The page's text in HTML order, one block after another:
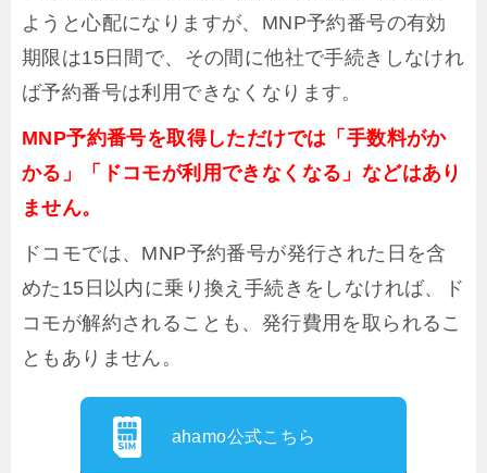
ようと心配になりますが、MNP予約番号の有効
期限は15日間で、その間に他社で手続きしなけれ
ば予約番号は利用できなくなります。
MNP予約番号を取得しただけでは「手数料がか
かる」「ドコモが利用できなくなる」などはあり
ません。
ドコモでは、MNP予約番号が発行された日を含
めた15日以内に乗り換え手続きをしなければ、ド
コモが解約されることも、発行費用を取られるこ
ともありません。
ahamo公式こちら